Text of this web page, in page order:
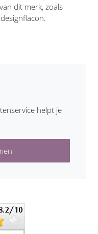
dit merk, zoals
helpt je